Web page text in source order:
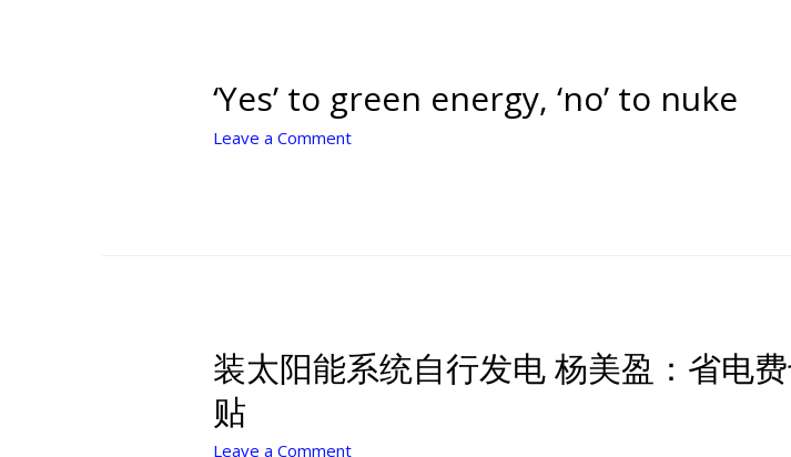
‘Yes’ to green energy, ‘no’ to nuke
Leave a Comment
装太阳能系统自行发电 杨美盈：省电
贴
Leave a Comment